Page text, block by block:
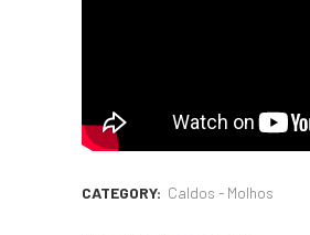
CATEGORY: Caldos - Molhos